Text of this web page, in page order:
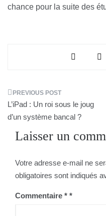
chance pour la suite des
Navigation
de
l’article
L’iPad : Un roi sous le joug
d’un système bancal ?
Laisser un
Votre adresse e-mail ne
obligatoires sont indiqués
Commentaire *